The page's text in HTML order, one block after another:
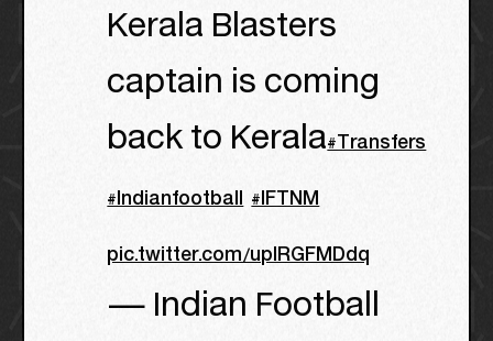
Kerala Blasters
captain is coming
back to Kerala#Transfers
#Indianfootball #IFTNM
pic.twitter.com/upIRGFMDdq
— Indian Football